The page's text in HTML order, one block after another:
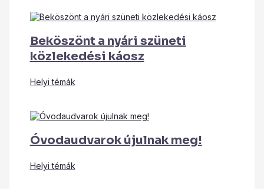
Beköszönt a nyári szüneti
közlekedési káosz
Helyi témák
Óvodaudvarok újulnak meg!
Helyi témák